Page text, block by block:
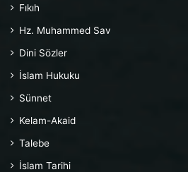
Fıkıh
Hz. Muhammed Sav
Dini Sözler
İslam Hukuku
Sünnet
Kelam-Akaid
Talebe
İslam Tarihi